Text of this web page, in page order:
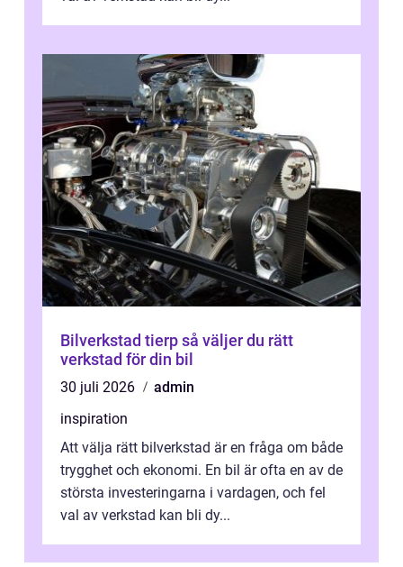
Bilverkstad tierp så väljer du rätt
verkstad för din bil
30 juli 2026
admin
inspiration
Att välja rätt bilverkstad är en fråga om både
trygghet och ekonomi. En bil är ofta en av de
största investeringarna i vardagen, och fel
val av verkstad kan bli dy...